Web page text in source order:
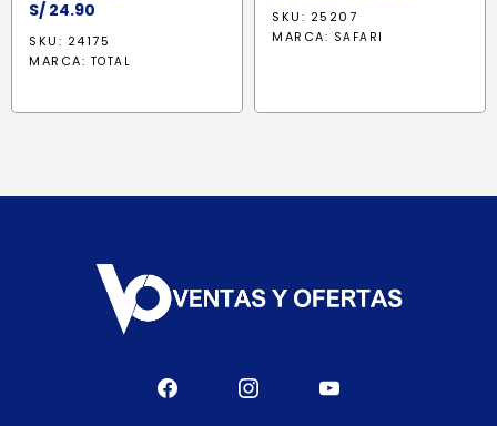
S/ 24.90
SKU: 24175
MARCA: TOTAL
precio
original
SKU: 25207
MARCA: SAFARI